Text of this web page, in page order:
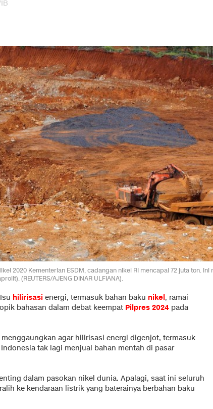
2020 Kementerian ESDM, cadangan nikel RI mencapai 72 juta ton.
(REUTERS/AJENG DINAR ULFIANA).
Isu hilirisasi energi, termasuk bahan baku nikel, ramai
bahasan dalam debat keempat Pilpres 2024 pada
agar hilirisasi energi digenjot, termasuk
tak lagi menjual bahan mentah di pasar
dalam pasokan nikel dunia. Apalagi, saat ini seluruh
ke kendaraan listrik yang baterainya berbahan baku